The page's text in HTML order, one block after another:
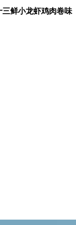
鲜小龙虾鸡肉卷味